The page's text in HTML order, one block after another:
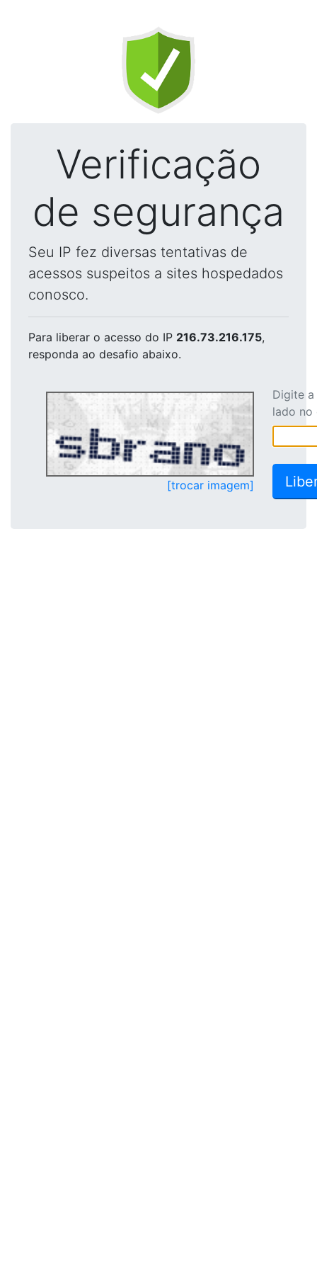
Verificação
de segurança
Seu IP fez diversas tentativas de
acessos suspeitos a sites hospedados
conosco.
Para liberar o acesso do IP 216.73.216.175,
responda ao desafio abaixo.
[trocar imagem]
Digite
lado no